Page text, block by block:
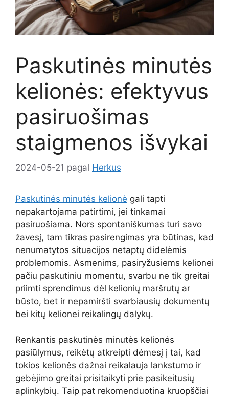
Paskutinės minutės
kelionės: efektyvus
pasiruošimas
staigmenos išvykai
2024-05-21 pagal Herkus
Paskutinės minutės kelionė gali tapti
nepakartojama patirtimi, jei tinkamai
pasiruošiama. Nors spontaniškumas turi savo
žavesį, tam tikras pasirengimas yra būtinas, kad
nenumatytos situacijos netaptų didelėmis
problemomis. Asmenims, pasiryžusiems kelionei
pačiu paskutiniu momentu, svarbu ne tik greitai
priimti sprendimus dėl kelionių maršrutų ar
būsto, bet ir nepamiršti svarbiausių dokumentų
bei kitų kelionei reikalingų dalykų.
Renkantis paskutinės minutės kelionės
pasiūlymus, reikėtų atkreipti dėmesį į tai, kad
tokios kelionės dažnai reikalauja lankstumo ir
gebėjimo greitai prisitaikyti prie pasikeitusių
aplinkybių. Taip pat rekomenduotina kruopščiai